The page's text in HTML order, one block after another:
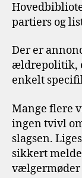
partiers og
Der er
ældrepolitik,
enkelt
Mange flere
ingen tvivl
slagsen.
sikkert
vælgermøder